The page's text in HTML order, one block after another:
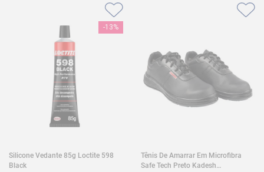
-13%
Silicone Vedante 85g Loctite 598
Black
Tênis De Amarrar Em Microfibra
Safe Tech Preto Kadesh